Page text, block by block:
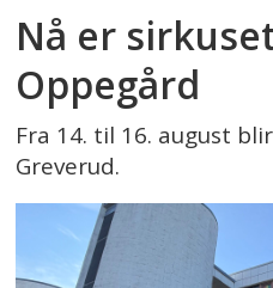
Nå er
Oppegård
Fra 14. til 16. august
Greverud.